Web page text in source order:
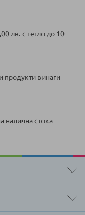
лв. с тегло до 10
продукти винаги
налична стока